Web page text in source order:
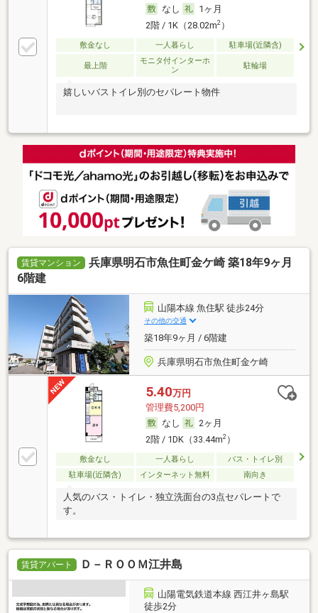
なし
1ヶ月
2階 / 1K（28.02m2）
敷金なし 一人暮らし 駐車場(近隣含)
最上階
モニタ付インターホ
ン
駐輪場
嬉しいバストイレ別のセパレート物件
賃貸マンション
兵庫県明石市魚住町金ケ崎 築18年9ヶ月
6階建
山陽本線 魚住駅 徒歩24分
その他の交通
築18年9ヶ月 / 6階建
兵庫県明石市魚住町金ケ崎
5.40万円
管理費5,200円
なし
2ヶ月
2階 / 1DK（33.44m2）
敷金なし 一人暮らし
バス・トイレ別
駐車場(近隣含)
インターネット無料 南向き
人気のバス・トイレ・独立洗面台の3点セパレートで
す。
賃貸アパート Ｄ－ＲＯＯＭ江井島
山陽電気鉄道本線 西江井ヶ島駅
徒歩2分